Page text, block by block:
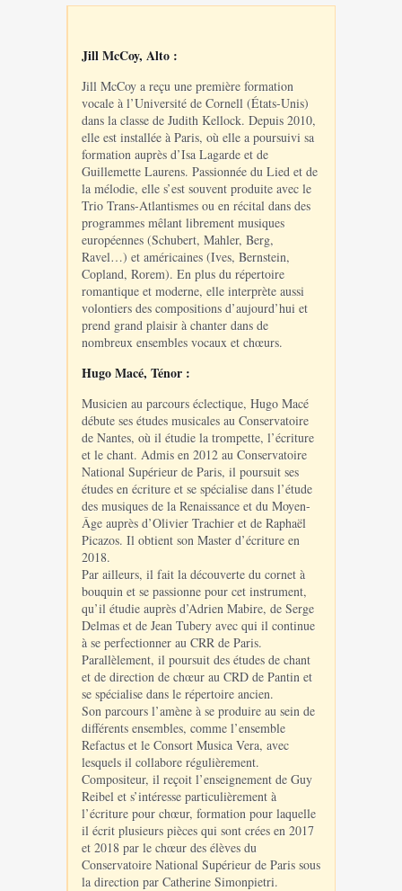
Jill McCoy, Alto :
Jill McCoy a reçu une première formation
vocale à l’Université de Cornell (États-Unis)
dans la classe de Judith Kellock. Depuis 2010,
elle est installée à Paris, où elle a poursuivi sa
formation auprès d’Isa Lagarde et de
Guillemette Laurens. Passionnée du Lied et de
la mélodie, elle s’est souvent produite avec le
Trio Trans-Atlantismes ou en récital dans des
programmes mêlant librement musiques
européennes (Schubert, Mahler, Berg,
Ravel…) et américaines (Ives, Bernstein,
Copland, Rorem). En plus du répertoire
romantique et moderne, elle interprète aussi
volontiers des compositions d’aujourd’hui et
prend grand plaisir à chanter dans de
nombreux ensembles vocaux et chœurs.
Hugo Macé, Ténor :
Musicien au parcours éclectique, Hugo Macé
débute ses études musicales au Conservatoire
de Nantes, où il étudie la trompette, l’écriture
et le chant. Admis en 2012 au Conservatoire
National Supérieur de Paris, il poursuit ses
études en écriture et se spécialise dans l’étude
des musiques de la Renaissance et du Moyen-
Âge auprès d’Olivier Trachier et de Raphaël
Picazos. Il obtient son Master d’écriture en
2018.
Par ailleurs, il fait la découverte du cornet à
bouquin et se passionne pour cet instrument,
qu’il étudie auprès d’Adrien Mabire, de Serge
Delmas et de Jean Tubery avec qui il continue
à se perfectionner au CRR de Paris.
Parallèlement, il poursuit des études de chant
et de direction de chœur au CRD de Pantin et
se spécialise dans le répertoire ancien.
Son parcours l’amène à se produire au sein de
différents ensembles, comme l’ensemble
Refactus et le Consort Musica Vera, avec
lesquels il collabore régulièrement.
Compositeur, il reçoit l’enseignement de Guy
Reibel et s’intéresse particulièrement à
l’écriture pour chœur, formation pour laquelle
il écrit plusieurs pièces qui sont crées en 2017
et 2018 par le chœur des élèves du
Conservatoire National Supérieur de Paris sous
la direction par Catherine Simonpietri.